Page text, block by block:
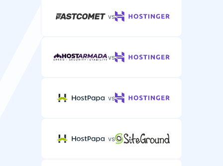
vs
vs
vs
vs